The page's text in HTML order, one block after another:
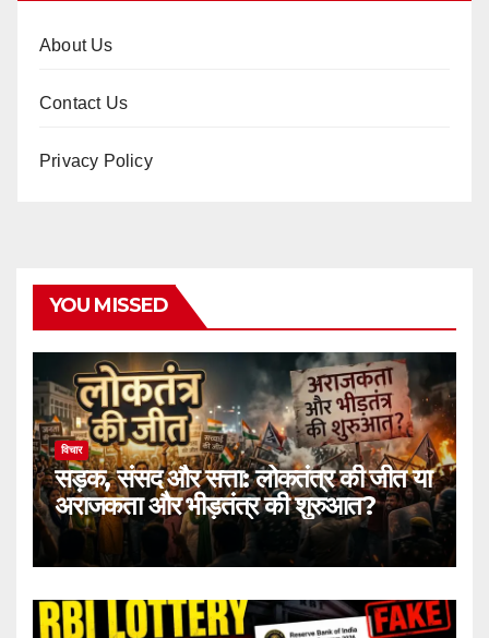
About Us
Contact Us
Privacy Policy
YOU MISSED
विचार
सड़क, संसद और सत्ता: लोकतंत्र की जीत या
अराजकता और भीड़तंत्र की शुरुआत?